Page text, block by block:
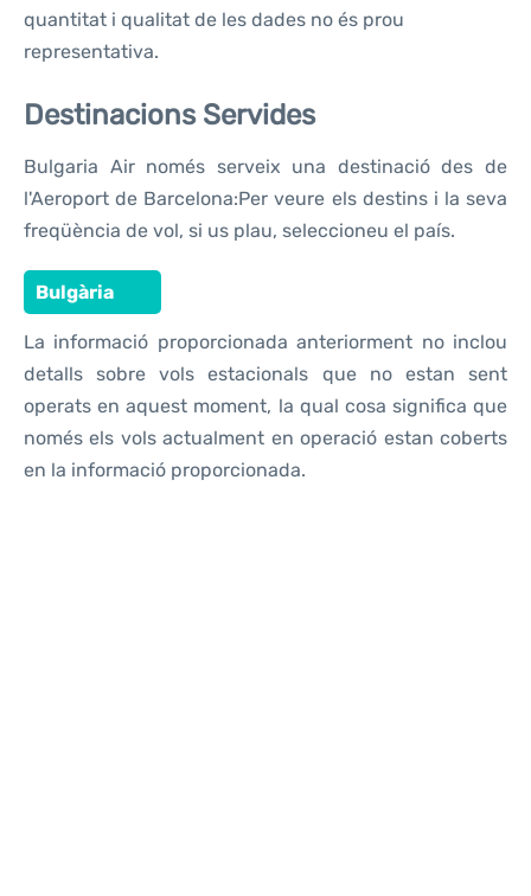
quantitat i qualitat de les dades no és prou
representativa.
Destinacions Servides
Bulgaria Air només serveix una destinació des de
l'Aeroport de Barcelona:Per veure els destins i la seva
freqüència de vol, si us plau, seleccioneu el país.
Bulgària
La informació proporcionada anteriorment no inclou
detalls sobre vols estacionals que no estan sent
operats en aquest moment, la qual cosa significa que
només els vols actualment en operació estan coberts
en la informació proporcionada.